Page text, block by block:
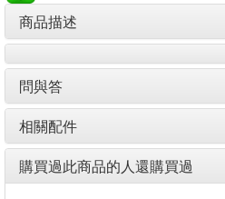
商品描述
問與答
相關配件
購買過此商品的人還購買過